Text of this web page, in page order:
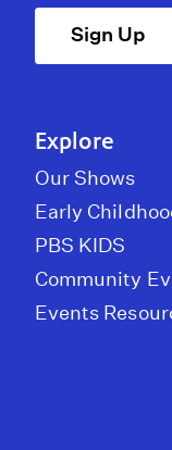
Sign Up
Explore
Our Shows
Early
PBS KIDS
Community
Events